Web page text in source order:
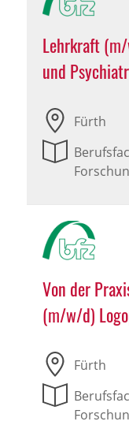
Lehrkraft
und
Fürth
Von der
(m/w/d)
Fürth